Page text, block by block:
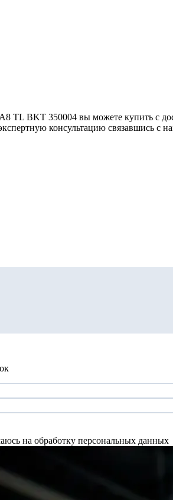
TL BKT 350004 вы можете купить с
консультацию связавшись с
на обработку персональных данных